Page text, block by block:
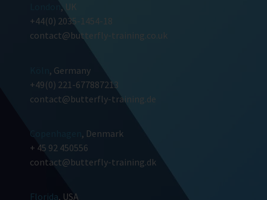
, UK
+44(0) 2035-1454-18
contact@butterfly-training.co.uk
, Germany
+49(0) 221-677887213
contact@butterfly-training.de
Copenhagen , Denmark
+ 45 92 450556
contact@butterfly-training.dk
Florida, USA